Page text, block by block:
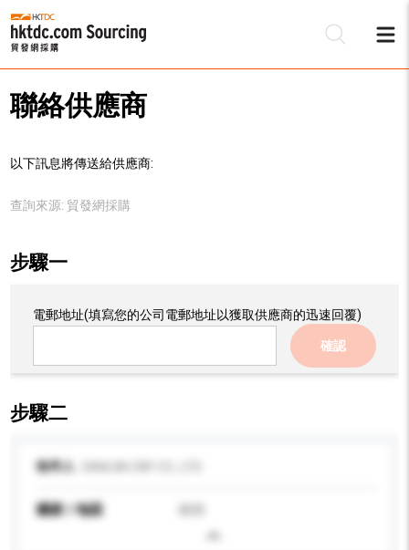
聯絡供應商
以下訊息將傳送給供應商:
查詢來源: 貿發網採購
步驟一
電郵地址(填寫您的公司電郵地址以獲取供應商的迅速回覆)
確認
步驟二
收件人
國家 / 地區